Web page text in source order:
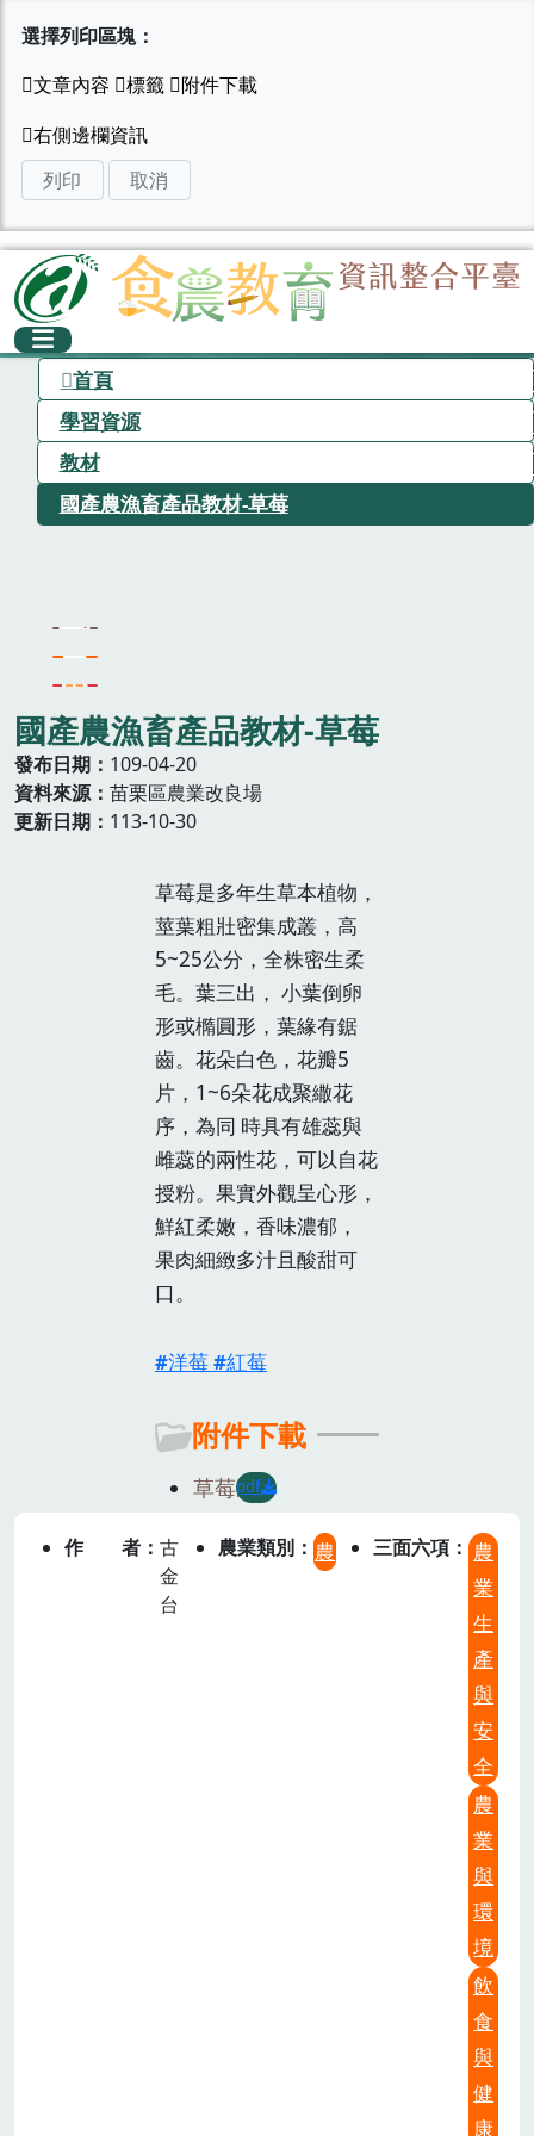
選擇列印區塊：
列印 取消
首頁
學習資源
教材
國產農漁畜產品教材-草莓
國產農漁畜產品教材-草莓
發布日期
109-04-20
資料來源
苗栗區農業改良場
更新日期
113-10-30
草莓是多年生草本植物，
莖葉粗壯密集成叢，高
5~25公分，全株密生柔
毛。葉三出， 小葉倒卵
形或橢圓形，葉緣有鋸
齒。花朵白色，花瓣5
片，1~6朵花成聚繖花
序，為同 時具有雄蕊與
雌蕊的兩性花，可以自花
授粉。果實外觀呈心形，
鮮紅柔嫩，香味濃郁，
果肉細緻多汁且酸甜可
口。
洋莓 紅莓
附件下載
草莓pdf
作者
古
金
台
農業類別 農 三面六項
農
業
生
產
與
安
全
農
業
與
環
境
飲
食
與
健
康